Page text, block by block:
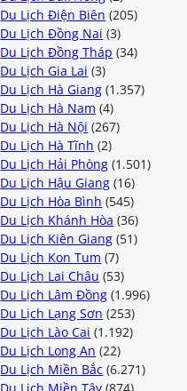
Du Lịch Điện Biên (205)
Du Lịch Đồng Nai (3)
Du Lịch Đồng Tháp (34)
Du Lịch Gia Lai (3)
Du Lịch Hà Giang (1.357)
Du Lịch Hà Nam (4)
Du Lịch Hà Nội (267)
Du Lịch Hà Tĩnh (2)
Du Lịch Hải Phòng (1.501)
Du Lịch Hậu Giang (16)
Du Lịch Hòa Bình (545)
Du Lịch Khánh Hòa (36)
Du Lịch Kiên Giang (51)
Du Lịch Kon Tum (7)
Du Lịch Lai Châu (53)
Du Lịch Lâm Đồng (1.996)
Du Lịch Lạng Sơn (253)
Du Lịch Lào Cai (1.192)
Du Lịch Long An (22)
Du Lịch Miền Bắc (6.271)